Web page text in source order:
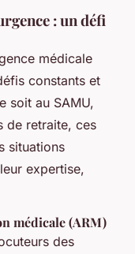
: un défi
médicale
constants et
soit au SAMU,
de retraite, ces
situations
expertise,
médicale (ARM)
des